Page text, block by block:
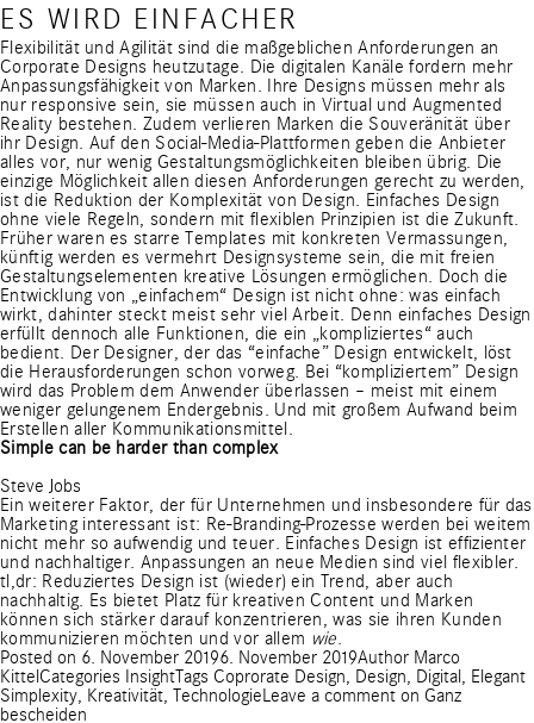
ES WIRD EINFACHER
Flexibilität und Agilität sind die maßgeblichen Anforderungen an
Corporate Designs heutzutage. Die digitalen Kanäle fordern mehr
Anpassungsfähigkeit von Marken. Ihre Designs müssen mehr als
nur responsive sein, sie müssen auch in Virtual und Augmented
Reality bestehen. Zudem verlieren Marken die Souveränität über
ihr Design. Auf den Social-Media-Plattformen geben die Anbieter
alles vor, nur wenig Gestaltungsmöglichkeiten bleiben übrig. Die
einzige Möglichkeit allen diesen Anforderungen gerecht zu werden,
ist die Reduktion der Komplexität von Design. Einfaches Design
ohne viele Regeln, sondern mit flexiblen Prinzipien ist die Zukunft.
Früher waren es starre Templates mit konkreten Vermassungen,
künftig werden es vermehrt Designsysteme sein, die mit freien
Gestaltungselementen kreative Lösungen ermöglichen. Doch die
Entwicklung von „einfachem“ Design ist nicht ohne: was einfach
wirkt, dahinter steckt meist sehr viel Arbeit. Denn einfaches Design
erfüllt dennoch alle Funktionen, die ein „kompliziertes“ auch
bedient. Der Designer, der das “einfache” Design entwickelt, löst
die Herausforderungen schon vorweg. Bei “kompliziertem” Design
wird das Problem dem Anwender überlassen – meist mit einem
weniger gelungenem Endergebnis. Und mit großem Aufwand beim
Erstellen aller Kommunikationsmittel.
Simple can be harder than complex
Steve Jobs
Ein weiterer Faktor, der für Unternehmen und insbesondere für das
Marketing interessant ist: Re-Branding-Prozesse werden bei weitem
nicht mehr so aufwendig und teuer. Einfaches Design ist effizienter
und nachhaltiger. Anpassungen an neue Medien sind viel flexibler.
tl,dr: Reduziertes Design ist (wieder) ein Trend, aber auch
nachhaltig. Es bietet Platz für kreativen Content und Marken
können sich stärker darauf konzentrieren, was sie ihren Kunden
kommunizieren möchten und vor allem wie
Posted on 6. November 20196. November 2019Author Marco
KittelCategories InsightTags Coprorate Design Design Digital Elegant
Simplexity Kreativität TechnologieLeave a comment on Ganz
bescheiden